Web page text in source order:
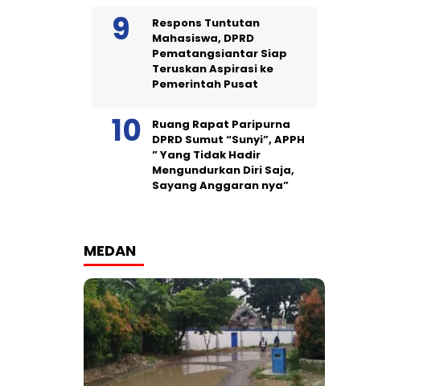
Respons Tuntutan
Mahasiswa, DPRD
Pematangsiantar Siap
Teruskan Aspirasi ke
Pemerintah Pusat
Ruang Rapat Paripurna
DPRD Sumut “Sunyi”, APPH
” Yang Tidak Hadir
Mengundurkan Diri Saja,
Sayang Anggaran nya”
MEDAN